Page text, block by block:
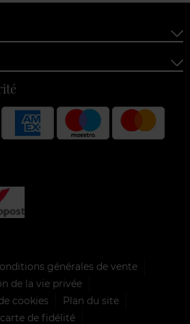
générales de vente
de la vie privée
cookies
Plan du site
de fidélité